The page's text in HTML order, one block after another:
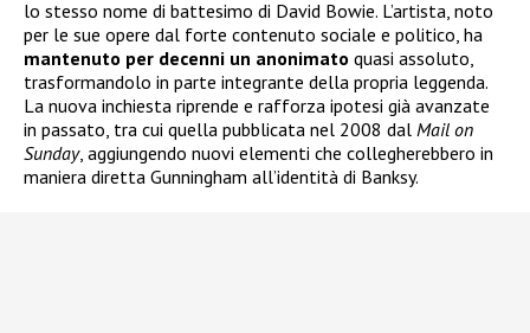
lo stesso nome di battesimo di David Bowie. L’artista, noto
per le sue opere dal forte contenuto sociale e politico, ha
mantenuto per decenni un anonimato quasi assoluto,
trasformandolo in parte integrante della propria leggenda.
La nuova inchiesta riprende e rafforza ipotesi già avanzate
in passato, tra cui quella pubblicata nel 2008 dal Mail on
Sunday, aggiungendo nuovi elementi che collegherebbero in
maniera diretta Gunningham all’identità di Banksy.